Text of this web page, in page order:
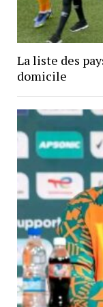
La liste des
domicile